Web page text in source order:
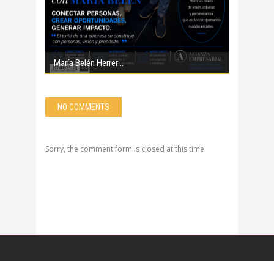
María Belén Herrer
NO COMMENTS
Sorry, the comment form is closed at this time.